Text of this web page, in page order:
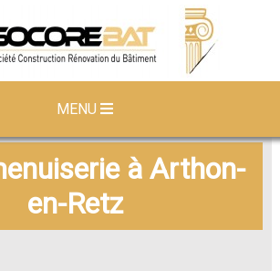
MENU
à Arthon-
en-Retz